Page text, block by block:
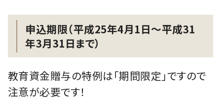
申込期限（平成25年4月1日～平成31
年3月31日まで）
教育資金贈与の特例は「期間限定」ですので
注意が必要です！